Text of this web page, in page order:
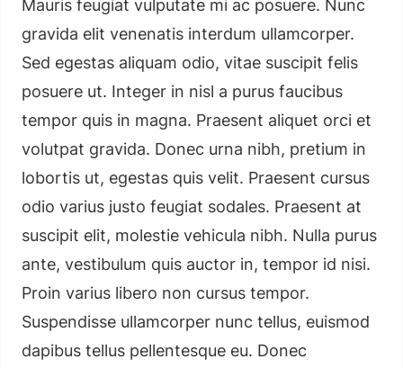
Mauris feugiat vulputate mi ac posuere. Nunc
gravida elit venenatis interdum ullamcorper.
Sed egestas aliquam odio, vitae suscipit felis
posuere ut. Integer in nisl a purus faucibus
tempor quis in magna. Praesent aliquet orci et
volutpat gravida. Donec urna nibh, pretium in
lobortis ut, egestas quis velit. Praesent cursus
odio varius justo feugiat sodales. Praesent at
suscipit elit, molestie vehicula nibh. Nulla purus
ante, vestibulum quis auctor in, tempor id nisi.
Proin varius libero non cursus tempor.
Suspendisse ullamcorper nunc tellus, euismod
dapibus tellus pellentesque eu. Donec